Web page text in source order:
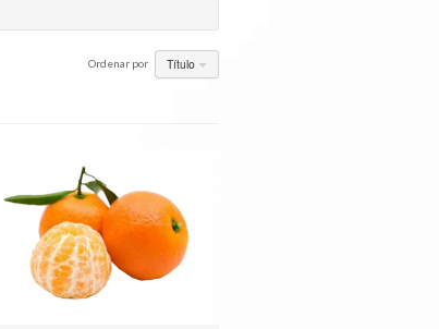
Ordenar por Título